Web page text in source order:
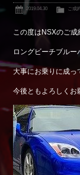
Reflesh Plan
買取査定
Blog
Shop info.
店舗紹介
Company
会社概要
2019.04.30 ご成
この度はNSXのご
ロングビーチブルー
大事にお乗りに成っ
今後ともよろしくお